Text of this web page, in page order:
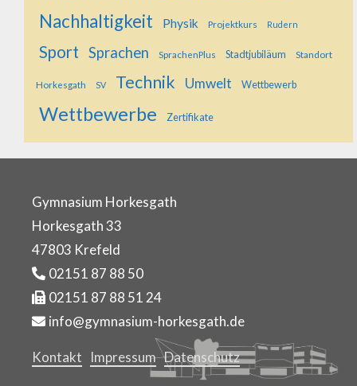
Nachhaltigkeit Physik Projektkurs Rudern
Sport Sprachen SprachenPlus Stadtjubiläum Standort
Horkesgath SV Technik Umwelt Wettbewerb
Wettbewerbe Zertifikate
Gymnasium Horkesgath
Horkesgath 33
47803 Krefeld
02151 87 88 50
02151 87 88 51 24
info@gymnasium-horkesgath.de
Kontakt Impressum Datenschutz